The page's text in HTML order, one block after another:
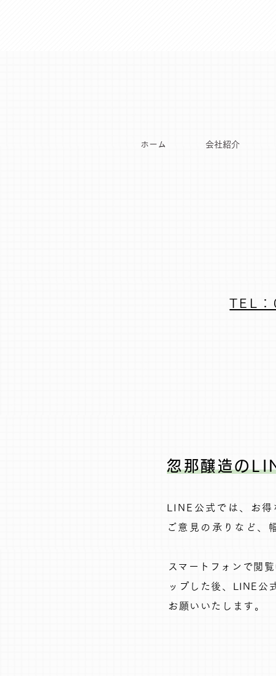
ホーム 会社紹介
TEL
忽那醸造の
LINE公式では、お得
ご意見の承りなど、
スマートフォンで閲
ップした後、LINE公
お願いいたします。